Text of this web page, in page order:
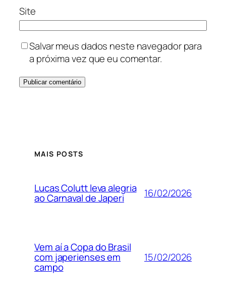
Site
Salvar meus dados neste navegador para
a próxima vez que eu comentar.
MAIS POSTS
Lucas Colutt leva alegria
ao Carnaval de Japeri 16/02/2026
Vem aí a Copa do Brasil
com japerienses em
campo
15/02/2026